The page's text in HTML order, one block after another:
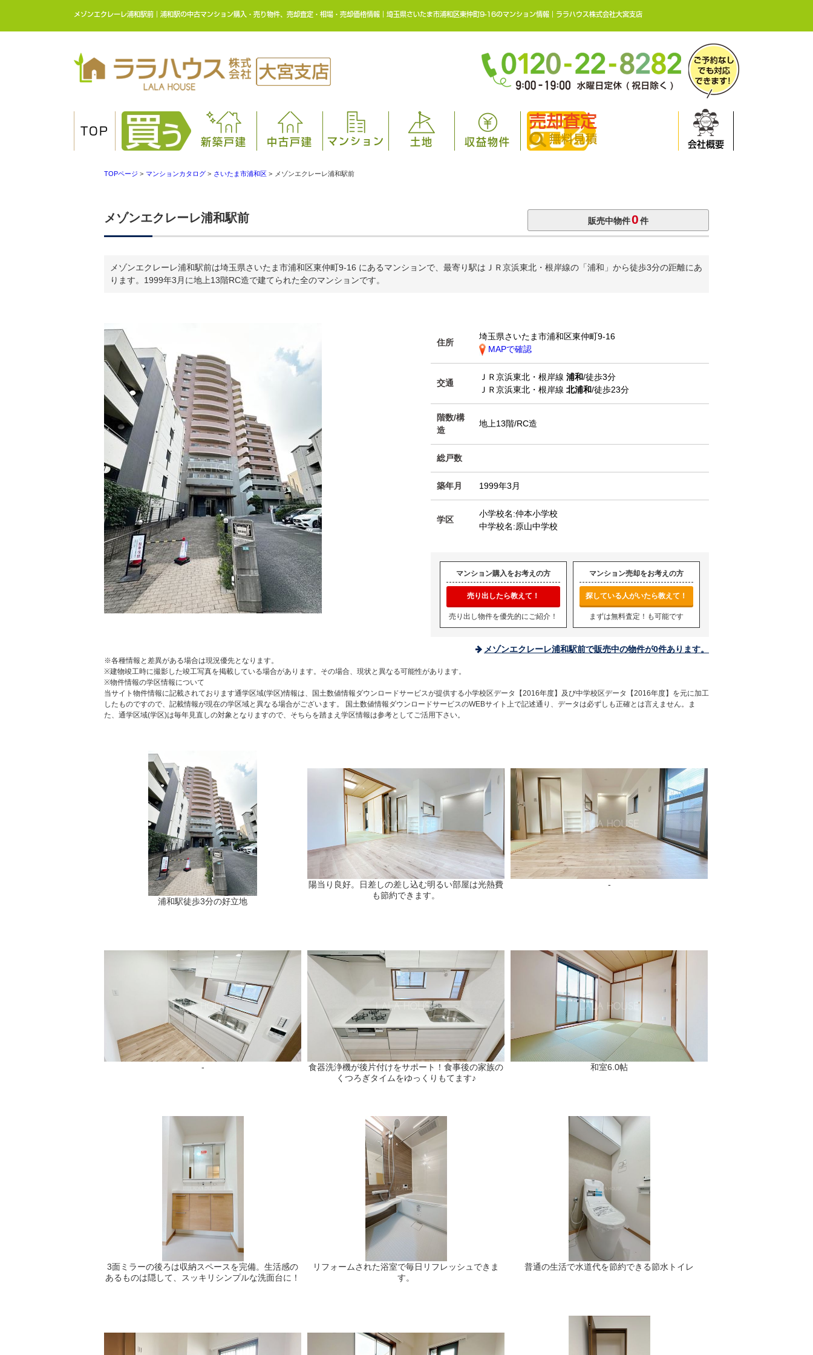
メゾンエクレーレ浦和駅前｜浦和駅の中古マンション購入・売り物件、売却査定・相場・売却価格情報｜埼玉県さいたま市浦和区東仲町9-16のマンション情報｜ララハウス株式会社大宮支店
TOP
新築戸建 中古戸建 マンション 土地 収益物件
売却査定
無料見積 会社概要
TOPページ > マンションカタログ > さいたま市浦和区 > メゾンエクレーレ浦和駅前
メゾンエクレーレ浦和駅前 販売中物件0件
メゾンエクレーレ浦和駅前は埼玉県さいたま市浦和区東仲町9-16 にあるマンションで、最寄り駅はＪＲ京浜東北・根岸線の「浦和」から徒歩3分の距離にあ
ります。1999年3月に地上13階RC造で建てられた全のマンションです。
住所
埼玉県さいたま市浦和区東仲町9-16
MAPで確認
交通
ＪＲ京浜東北・根岸線 浦和/徒歩3分
ＪＲ京浜東北・根岸線 北浦和/徒歩23分
階数/構
造
地上13階/RC造
総戸数
築年月 1999年3月
学区
小学校名:仲本小学校
中学校名:原山中学校
マンション購入をお考えの方
売り出したら教えて！
売り出し物件を優先的にご紹介！
マンション売却をお考えの方
探している人がいたら教えて！
まずは無料査定！も可能です
メゾンエクレーレ浦和駅前で販売中の物件が0件あります。
※各種情報と差異がある場合は現況優先となります。
※建物竣工時に撮影した竣工写真を掲載している場合があります。その場合、現状と異なる可能性があります。
※物件情報の学区情報について
当サイト物件情報に記載されております通学区域(学区)情報は、国土数値情報ダウンロードサービスが提供する小学校区データ【2016年度】及び中学校区データ【2016年度】を元に加工
したものですので、記載情報が現在の学区域と異なる場合がございます。 国土数値情報ダウンロードサービスのWEBサイト上で記述通り、データは必ずしも正確とは言えません。ま
た、通学区域(学区)は毎年見直しの対象となりますので、そちらを踏まえ学区情報は参考としてご活用下さい。
浦和駅徒歩3分の好立地
陽当り良好。日差しの差し込む明るい部屋は光熱費
も節約できます。
-
-
食器洗浄機が後片付けをサポート！食事後の家族の
くつろぎタイムをゆっくりもてます♪
和室6.0帖
3面ミラーの後ろは収納スペースを完備。生活感の
あるものは隠して、スッキリシンプルな洗面台に！
リフォームされた浴室で毎日リフレッシュできま
す。
普通の生活で水道代を節約できる節水トイレ